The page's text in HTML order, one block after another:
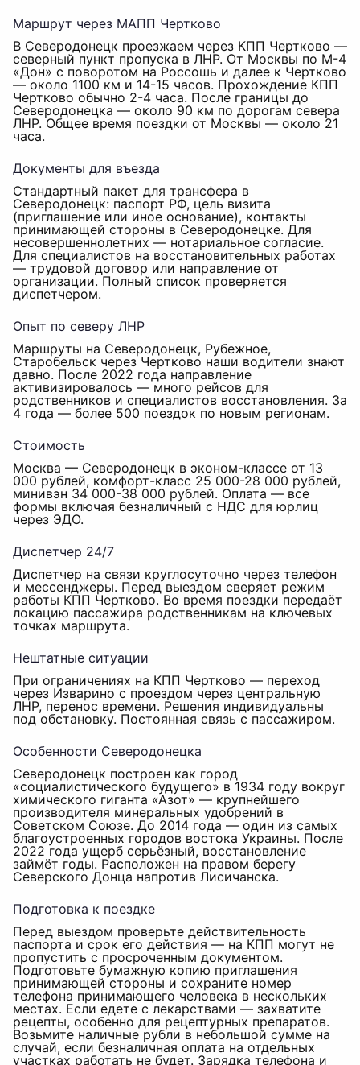
Маршрут через МАПП Чертково
В Северодонецк проезжаем через КПП Чертково —
северный пункт пропуска в ЛНР. От Москвы по М-4
«Дон» с поворотом на Россошь и далее к Чертково
— около 1100 км и 14-15 часов. Прохождение КПП
Чертково обычно 2-4 часа. После границы до
Северодонецка — около 90 км по дорогам севера
ЛНР. Общее время поездки от Москвы — около 21
часа.
Документы для въезда
Стандартный пакет для трансфера в
Северодонецк: паспорт РФ, цель визита
(приглашение или иное основание), контакты
принимающей стороны в Северодонецке. Для
несовершеннолетних — нотариальное согласие.
Для специалистов на восстановительных работах
— трудовой договор или направление от
организации. Полный список проверяется
диспетчером.
Опыт по северу ЛНР
Маршруты на Северодонецк, Рубежное,
Старобельск через Чертково наши водители знают
давно. После 2022 года направление
активизировалось — много рейсов для
родственников и специалистов восстановления. За
4 года — более 500 поездок по новым регионам.
Стоимость
Москва — Северодонецк в эконом-классе от 13
000 рублей, комфорт-класс 25 000-28 000 рублей,
минивэн 34 000-38 000 рублей. Оплата — все
формы включая безналичный с НДС для юрлиц
через ЭДО.
Диспетчер 24/7
Диспетчер на связи круглосуточно через телефон
и мессенджеры. Перед выездом сверяет режим
работы КПП Чертково. Во время поездки передаёт
локацию пассажира родственникам на ключевых
точках маршрута.
Нештатные ситуации
При ограничениях на КПП Чертково — переход
через Изварино с проездом через центральную
ЛНР, перенос времени. Решения индивидуальны
под обстановку. Постоянная связь с пассажиром.
Особенности Северодонецка
Северодонецк построен как город
«социалистического будущего» в 1934 году вокруг
химического гиганта «Азот» — крупнейшего
производителя минеральных удобрений в
Советском Союзе. До 2014 года — один из самых
благоустроенных городов востока Украины. После
2022 года ущерб серьёзный, восстановление
займёт годы. Расположен на правом берегу
Северского Донца напротив Лисичанска.
Подготовка к поездке
Перед выездом проверьте действительность
паспорта и срок его действия — на КПП могут не
пропустить с просроченным документом.
Подготовьте бумажную копию приглашения
принимающей стороны и сохраните номер
телефона принимающего человека в нескольких
местах. Если едете с лекарствами — захватите
рецепты, особенно для рецептурных препаратов.
Возьмите наличные рубли в небольшой сумме на
случай, если безналичная оплата на отдельных
участках работать не будет. Зарядка телефона и